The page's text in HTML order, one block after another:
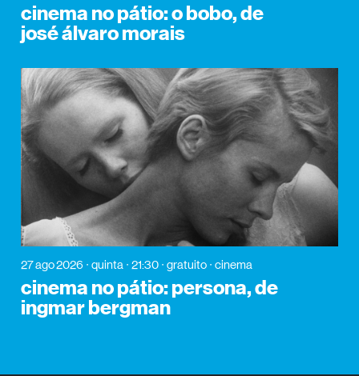
cinema no pátio: o bobo, de
josé álvaro morais
27 ago 2026 quinta 21:30 gratuito cinema
cinema no pátio: persona, de
ingmar bergman